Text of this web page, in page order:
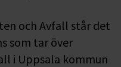
och Avfall står det
som tar över
i Uppsala kommun